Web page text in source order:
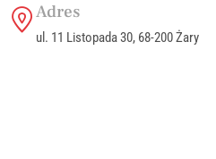
Adres
ul. 11 Listopada 30, 68-200 Żary